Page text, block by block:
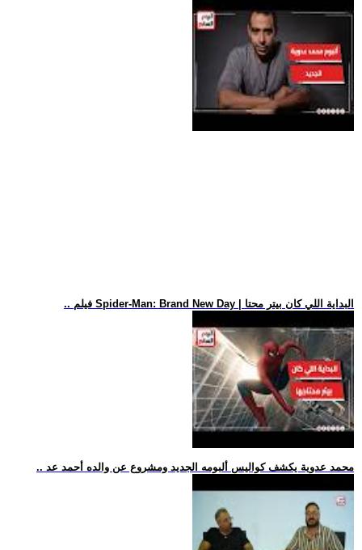
.. فيلم Spider-Man: Brand New Day | البداية اللي كان بيتر محتا
.. محمد عدوية يكشف كواليس ألبومه الجديد ومشروع عن والده أحمد عد